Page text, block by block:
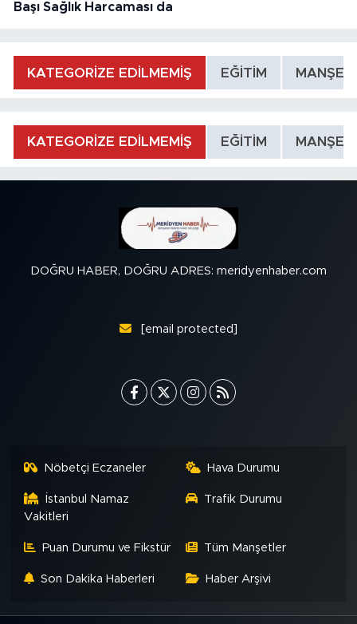
Başı Sağlık Harcaması da
KATEGORİZE EDİLMEMİŞ EĞİTİM MANŞET
KATEGORİZE EDİLMEMİŞ EĞİTİM MANŞET
DOĞRU HABER, DOĞRU ADRES: meridyenhaber.com
[email protected]
Nöbetçi Eczaneler Hava Durumu
İstanbul Namaz
Vakitleri
Trafik Durumu
Puan Durumu ve Fikstür Tüm Manşetler
Son Dakika Haberleri Haber Arşivi